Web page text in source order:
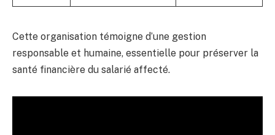
Cette organisation témoigne d’une gestion
responsable et humaine, essentielle pour préserver la
santé financière du salarié affecté.